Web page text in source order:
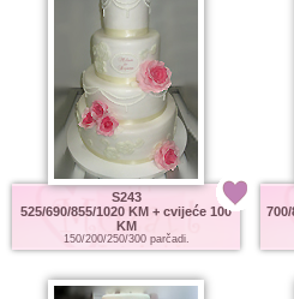
S243
525/690/855/1020 KM + cvijeće 100
KM
150/200/250/300 parčadi.
700/